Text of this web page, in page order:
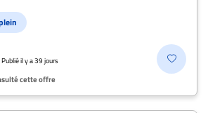
Publié il y a 39 jours
cette offre